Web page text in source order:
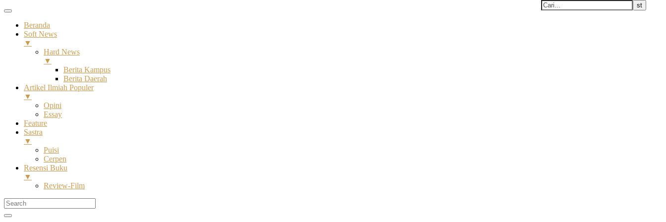
Beranda
Soft News
▼
Hard News
▼
Berita Kampus
Berita Daerah
Artikel Ilmiah Populer
▼
Opini
Essay
Feature
Sastra
▼
Puisi
Cerpen
Resensi Buku
▼
Review-Film